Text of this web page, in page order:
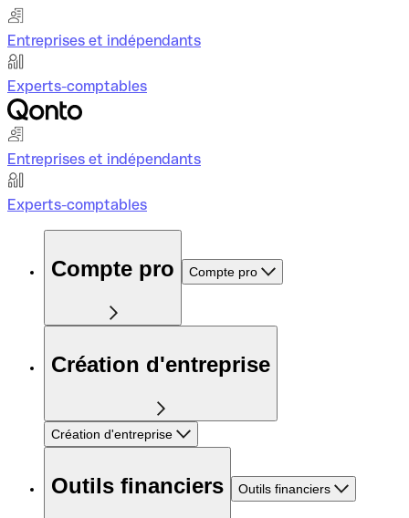
Entreprises et indépendants
Experts-comptables
Entreprises et indépendants
Experts-comptables
Compte pro Compte pro
Création d'entreprise
Création d'entreprise
Outils financiers Outils financiers